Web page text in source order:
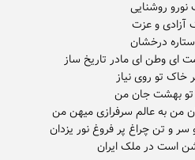
است در ملک ایران